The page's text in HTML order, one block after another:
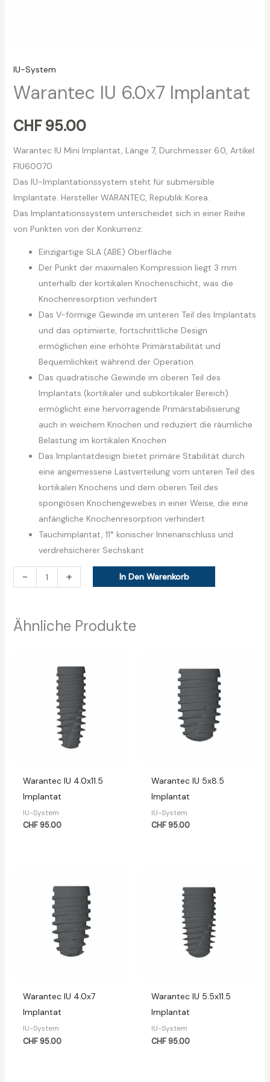
IU-System
Warantec IU 6.0х7 Implantat
CHF95.00
Warantec IU Mini Implantat, Länge 7, Durchmesser 6.0, Artikel
FIU60070
Das IU-Implantationssystem steht für submersible
Implantate. Hersteller WARANTEC, Republik Korea.
Das Implantationssystem unterscheidet sich in einer Reihe
von Punkten von der Konkurrenz:
Einzigartige SLA (ABE) Oberfläche
Der Punkt der maximalen Kompression liegt 3 mm
unterhalb der kortikalen Knochenschicht, was die
Knochenresorption verhindert
Das V-förmige Gewinde im unteren Teil des Implantats
und das optimierte, fortschrittliche Design
ermöglichen eine erhöhte Primärstabilität und
Bequemlichkeit während der Operation.
Das quadratische Gewinde im oberen Teil des
Implantats (kortikaler und subkortikaler Bereich)
ermöglicht eine hervorragende Primärstabilisierung
auch in weichem Knochen und reduziert die räumliche
Belastung im kortikalen Knochen
Das Implantatdesign bietet primäre Stabilität durch
eine angemessene Lastverteilung vom unteren Teil des
kortikalen Knochens und dem oberen Teil des
spongiösen Knochengewebes in einer Weise, die eine
anfängliche Knochenresorption verhindert
Tauchimplantat, 11° konischer Innenanschluss und
verdrehsicherer Sechskant
- + In Den Warenkorb
Ähnliche Produkte
Warantec IU 4.0х11.5
Implantat
IU-System
CHF95.00
Warantec IU 5х8.5
Implantat
IU-System
CHF95.00
Warantec IU 4.0х7
Implantat
IU-System
CHF95.00
Warantec IU 5.5х11.5
Implantat
IU-System
CHF95.00